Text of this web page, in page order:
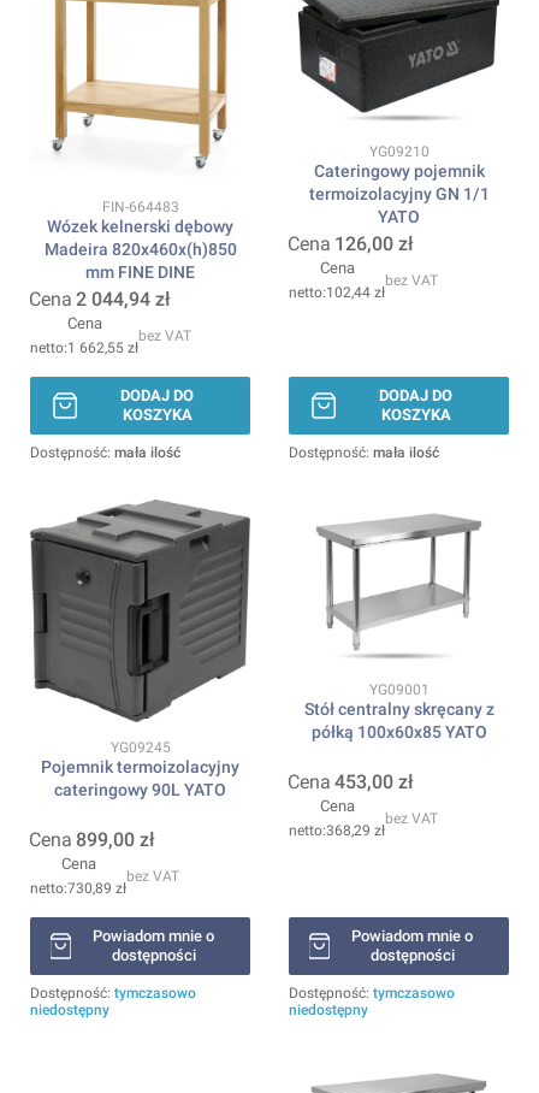
Kod produktu
FIN-664483
Wózek kelnerski dębowy
Madeira 820x460x(h)850
mm FINE DINE
Cena 2 044,94 zł
Cena
1 662,55 zł
bez VAT
DODAJ DO
KOSZYKA
Dostępność: mała ilość
Kod produktu
YG09210
Cateringowy pojemnik
termoizolacyjny GN 1/1
YATO
Cena 126,00 zł
Cena
102,44 zł
bez VAT
DODAJ DO
KOSZYKA
Dostępność: mała ilość
Kod produktu
YG09245
Pojemnik termoizolacyjny
cateringowy 90L YATO
Cena 899,00 zł
Cena
730,89 zł
bez VAT
Powiadom mnie o
dostępności
Dostępność: tymczasowo
niedostępny
Kod produktu
YG09001
Stół centralny skręcany z
półką 100x60x85 YATO
Cena 453,00 zł
Cena
368,29 zł
bez VAT
Powiadom mnie o
dostępności
Dostępność: tymczasowo
niedostępny